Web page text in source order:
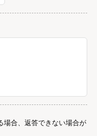
合、返答できない場合が